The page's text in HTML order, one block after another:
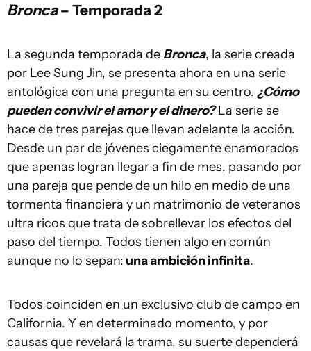
Bronca– Temporada 2
La segunda temporada de Bronca, la serie creada
por Lee Sung Jin, se presenta ahora en una serie
antológica con una pregunta en su centro. ¿Cómo
pueden convivir el amor y el dinero?La serie se
hace de tres parejas que llevan adelante la acción.
Desde un par de jóvenes ciegamente enamorados
que apenas logran llegar a fin de mes, pasando por
una pareja que pende de un hilo en medio de una
tormenta financiera y un matrimonio de veteranos
ultra ricos que trata de sobrellevar los efectos del
paso del tiempo. Todos tienen algo en común
aunque no lo sepan: una ambición infinita.
Todos coinciden en un exclusivo club de campo en
California. Y en determinado momento, y por
causas que revelará la trama, su suerte dependerá